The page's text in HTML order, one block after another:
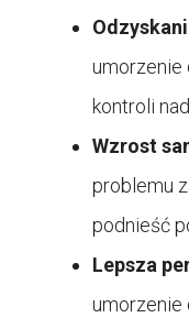
umorzenie
kontroli
Wzrost
problemu
podnieść
Lepsza
umorzenie